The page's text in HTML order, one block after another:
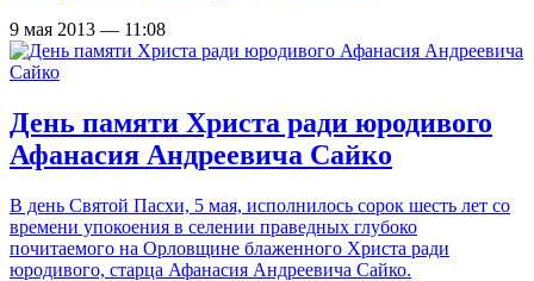
9 мая 2013 — 11:08
День памяти Христа ради юродивого
Афанасия Андреевича Сайко
В день Святой Пасхи, 5 мая, исполнилось сорок шесть лет со
времени упокоения в селении праведных глубоко
почитаемого на Орловщине блаженного Христа ради
юродивого, старца Афанасия Андреевича Сайко.